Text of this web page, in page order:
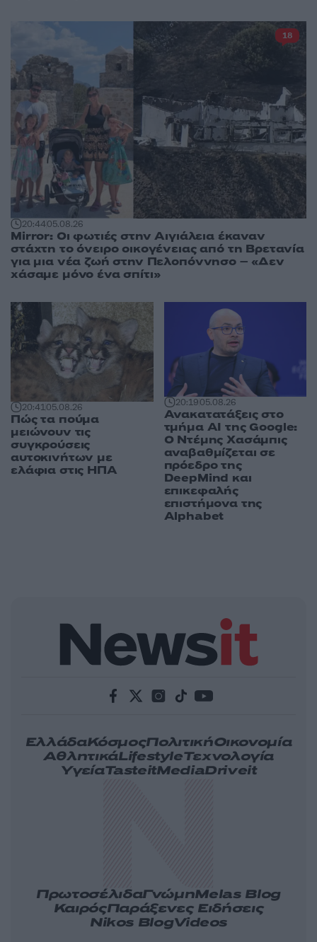
20:4405.08.26
Mirror: Οι φωτιές στην Αιγιάλεια έκαναν
στάχτη το όνειρο οικογένειας από τη Βρετανία
για μια νέα ζωή στην Πελοπόννησο – «Δεν
χάσαμε μόνο ένα σπίτι»
18
20:4105.08.26
Πώς τα πούμα
μειώνουν τις
συγκρούσεις
αυτοκινήτων με
ελάφια στις ΗΠΑ
20:1905.08.26
Ανακατατάξεις στο
τμήμα AI της Google:
Ο Ντέμης Χασάμπις
αναβαθμίζεται σε
πρόεδρο της
DeepMind και
επικεφαλής
επιστήμονα της
Alphabet
ΕλλάδαΚόσμοςΠολιτικήΟικονομία
ΑθλητικάLifestyleΤεχνολογία
ΥγείαTasteitMediaDriveit
ΠρωτοσέλιδαΓνώμηMelas Blog
ΚαιρόςΠαράξενες Ειδήσεις
Nikos BlogVideos